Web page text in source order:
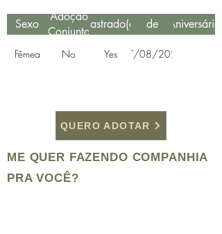
Sexo
Adoção
Conjunta
Castrado(a)
de
Resgate
Aniversário
Fêmea No Yes 27/08/2021
QUERO ADOTAR
ME QUER FAZENDO COMPANHIA
PRA VOCÊ?